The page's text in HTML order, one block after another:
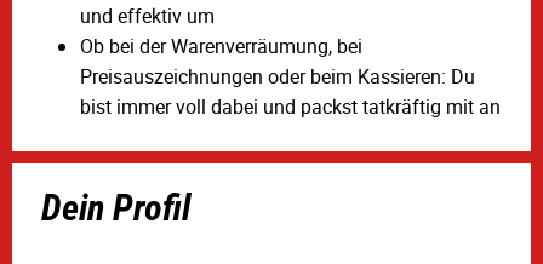
und effektiv um
Ob bei der Warenverräumung, bei
Preisauszeichnungen oder beim Kassieren: Du
bist immer voll dabei und packst tatkräftig mit an
Dein Profil